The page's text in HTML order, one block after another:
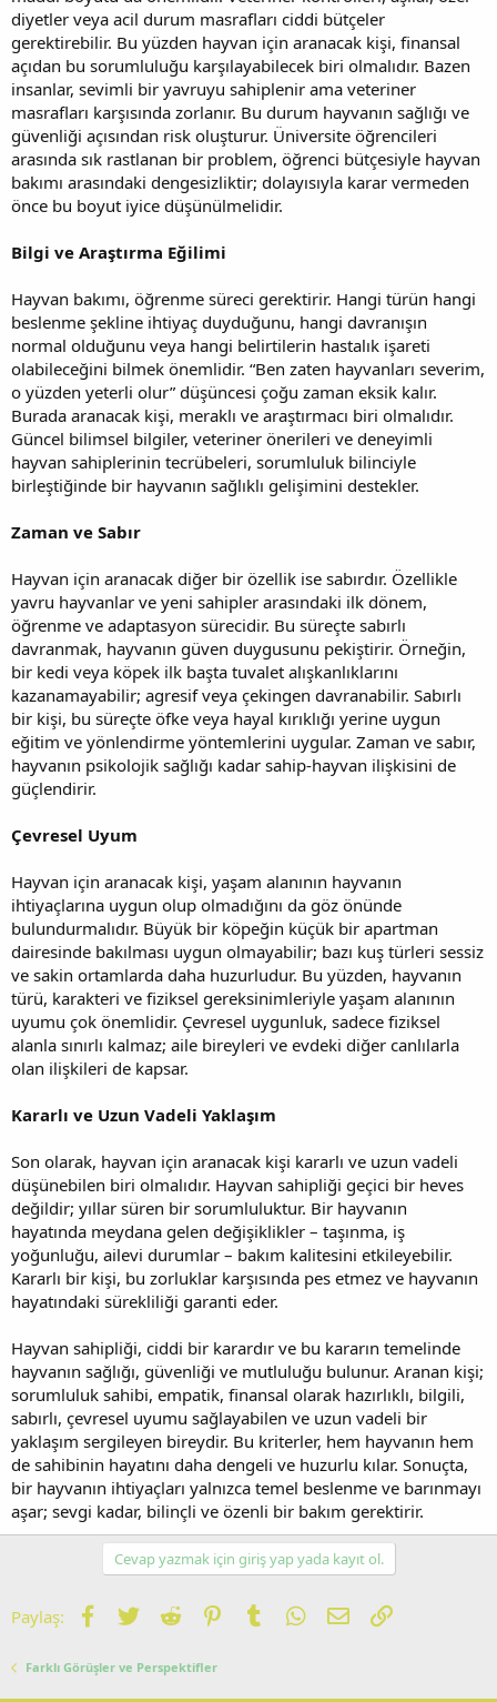
diyetler veya acil durum masrafları ciddi bütçeler
gerektirebilir. Bu yüzden hayvan için aranacak kişi, finansal
açıdan bu sorumluluğu karşılayabilecek biri olmalıdır. Bazen
insanlar, sevimli bir yavruyu sahiplenir ama veteriner
masrafları karşısında zorlanır. Bu durum hayvanın sağlığı ve
güvenliği açısından risk oluşturur. Üniversite öğrencileri
arasında sık rastlanan bir problem, öğrenci bütçesiyle hayvan
bakımı arasındaki dengesizliktir; dolayısıyla karar vermeden
önce bu boyut iyice düşünülmelidir.
Bilgi ve Araştırma Eğilimi
Hayvan bakımı, öğrenme süreci gerektirir. Hangi türün hangi
beslenme şekline ihtiyaç duyduğunu, hangi davranışın
normal olduğunu veya hangi belirtilerin hastalık işareti
olabileceğini bilmek önemlidir. “Ben zaten hayvanları severim,
o yüzden yeterli olur” düşüncesi çoğu zaman eksik kalır.
Burada aranacak kişi, meraklı ve araştırmacı biri olmalıdır.
Güncel bilimsel bilgiler, veteriner önerileri ve deneyimli
hayvan sahiplerinin tecrübeleri, sorumluluk bilinciyle
birleştiğinde bir hayvanın sağlıklı gelişimini destekler.
Zaman ve Sabır
Hayvan için aranacak diğer bir özellik ise sabırdır. Özellikle
yavru hayvanlar ve yeni sahipler arasındaki ilk dönem,
öğrenme ve adaptasyon sürecidir. Bu süreçte sabırlı
davranmak, hayvanın güven duygusunu pekiştirir. Örneğin,
bir kedi veya köpek ilk başta tuvalet alışkanlıklarını
kazanamayabilir; agresif veya çekingen davranabilir. Sabırlı
bir kişi, bu süreçte öfke veya hayal kırıklığı yerine uygun
eğitim ve yönlendirme yöntemlerini uygular. Zaman ve sabır,
hayvanın psikolojik sağlığı kadar sahip-hayvan ilişkisini de
güçlendirir.
Çevresel Uyum
Hayvan için aranacak kişi, yaşam alanının hayvanın
ihtiyaçlarına uygun olup olmadığını da göz önünde
bulundurmalıdır. Büyük bir köpeğin küçük bir apartman
dairesinde bakılması uygun olmayabilir; bazı kuş türleri sessiz
ve sakin ortamlarda daha huzurludur. Bu yüzden, hayvanın
türü, karakteri ve fiziksel gereksinimleriyle yaşam alanının
uyumu çok önemlidir. Çevresel uygunluk, sadece fiziksel
alanla sınırlı kalmaz; aile bireyleri ve evdeki diğer canlılarla
olan ilişkileri de kapsar.
Kararlı ve Uzun Vadeli Yaklaşım
Son olarak, hayvan için aranacak kişi kararlı ve uzun vadeli
düşünebilen biri olmalıdır. Hayvan sahipliği geçici bir heves
değildir; yıllar süren bir sorumluluktur. Bir hayvanın
hayatında meydana gelen değişiklikler – taşınma, iş
yoğunluğu, ailevi durumlar – bakım kalitesini etkileyebilir.
Kararlı bir kişi, bu zorluklar karşısında pes etmez ve hayvanın
hayatındaki sürekliliği garanti eder.
Hayvan sahipliği, ciddi bir karardır ve bu kararın temelinde
hayvanın sağlığı, güvenliği ve mutluluğu bulunur. Aranan kişi;
sorumluluk sahibi, empatik, finansal olarak hazırlıklı, bilgili,
sabırlı, çevresel uyumu sağlayabilen ve uzun vadeli bir
yaklaşım sergileyen bireydir. Bu kriterler, hem hayvanın hem
de sahibinin hayatını daha dengeli ve huzurlu kılar. Sonuçta,
bir hayvanın ihtiyaçları yalnızca temel beslenme ve barınmayı
aşar; sevgi kadar, bilinçli ve özenli bir bakım gerektirir.
Cevap yazmak için giriş yap yada kayıt ol.
Paylaş: Facebook
TwitterReddit PinterestTumblrWhatsApp
E-postaLink
Farklı Görüşler ve Perspektifler